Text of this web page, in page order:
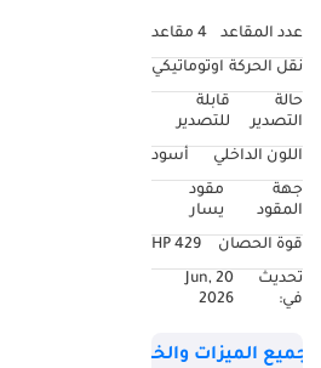
حالة ممتازة --------------
-----------------------------
الكاملة: الدخول/
التشغيل بدون مفتاح،
مع ذاكرة، مقاعد
مهواة/مدفأة، مبدلات
بانورامي، شاشة
عدد المقاعد
4 مقاعد
نقل الحركة اوتوماتيكي
حالة
التصدير
قابلة
للتصدير
اللون الداخلي
أسود
جهة
المقود
مقود
يسار
قوة الحصان
429 HP
تحديث
في:
20 Jun,
2026
جميع الميزات والخصائص